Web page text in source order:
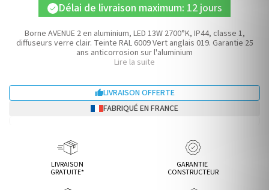
check Délai de livraison maximum: 12 jours
Borne AVENUE 2 en aluminium, LED 13W 2700°K, IP44, classe 1,
diffuseurs verre clair. Teinte RAL 6009 Vert anglais 019. Garantie 25
ans anticorrosion sur l'aluminium
Lire la suite
LIVRAISON OFFERTE
FABRIQUÉ EN FRANCE
LIVRAISON
GRATUITE*
GARANTIE
CONSTRUCTEUR